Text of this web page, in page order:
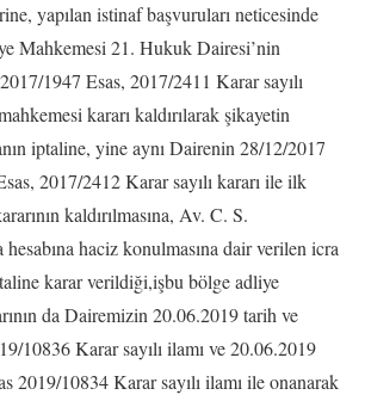
yapılan istinaf başvuruları neticesinde
Mahkemesi 21. Hukuk Dairesi’nin
1947 Esas, 2017/2411 Karar sayılı
kararı kaldırılarak şikayetin
iptaline, yine aynı Dairenin 28/12/2017
2017/2412 Karar sayılı kararı ile ilk
kaldırılmasına, Av. C. S.
hesabına haciz konulmasına dair verilen icra
karar verildiği,işbu bölge adliye
da Dairemizin 20.06.2019 tarih ve
10836 Karar sayılı ilamı ve 20.06.2019
2019/10834 Karar sayılı ilamı ile onanarak